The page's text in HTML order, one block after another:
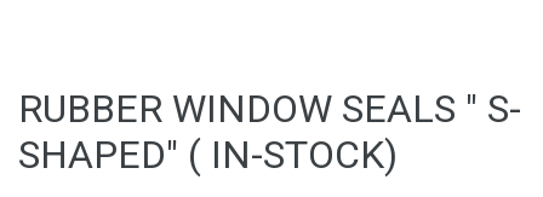
RUBBER WINDOW SEALS " S-
SHAPED" ( IN-STOCK)